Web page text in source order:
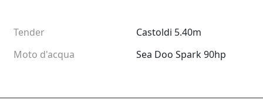
Tender
Moto d'acqua
Castoldi 5.40m
Sea Doo Spark 90hp